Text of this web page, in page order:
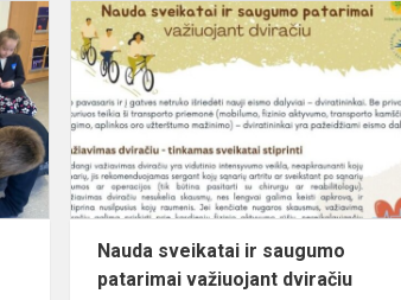
Pradinukai
susipažino
su
bibliotekininko
profesija
Nauda sveikatai ir saugumo
patarimai važiuojant dviračiu